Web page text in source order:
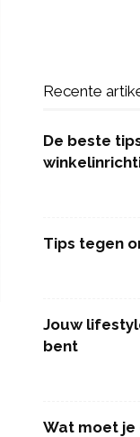
Recente
De beste
Tips tegen
Jouw
bent
Wat moet je